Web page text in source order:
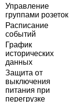
Управление
группами розеток
Расписание
событий
График
исторических
данных
Защита от
выключения
питания при
перегрузке